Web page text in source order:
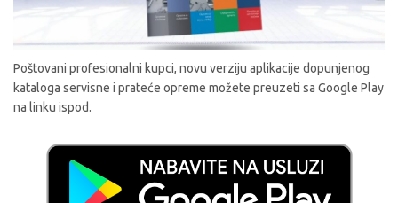
Poštovani profesionalni kupci, novu verziju aplikacije dopunjenog
kataloga servisne i prateće opreme možete preuzeti sa Google Play
na linku ispod.